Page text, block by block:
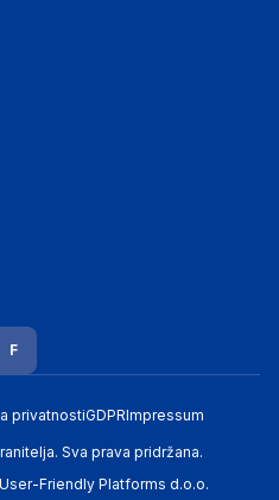
F
privatnostiGDPRImpressum
Sva prava pridržana.
Friendly Platforms d.o.o.